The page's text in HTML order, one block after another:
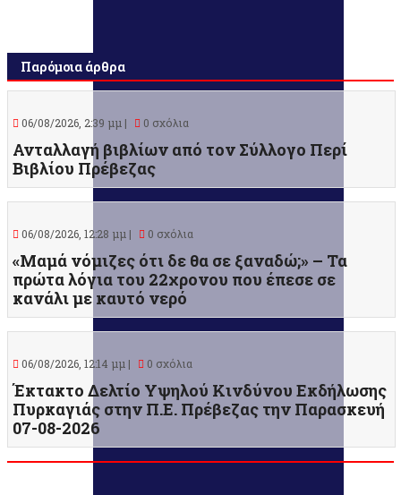
Παρόμοια άρθρα
06/08/2026, 2:39 μμ | 0 σχόλια
Ανταλλαγή βιβλίων από τον Σύλλογο Περί
Βιβλίου Πρέβεζας
06/08/2026, 12:28 μμ | 0 σχόλια
«Μαμά νόμιζες ότι δε θα σε ξαναδώ;» – Τα
πρώτα λόγια του 22χρονου που έπεσε σε
κανάλι με καυτό νερό
06/08/2026, 12:14 μμ | 0 σχόλια
Έκτακτο Δελτίο Υψηλού Κινδύνου Εκδήλωσης
Πυρκαγιάς στην Π.Ε. Πρέβεζας την Παρασκευή
07-08-2026